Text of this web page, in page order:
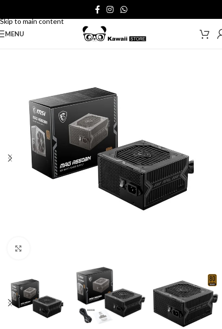
Skip to main content
MENU